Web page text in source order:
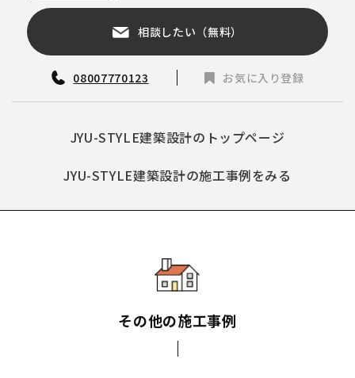
相談したい（無料）
08007770123 お気に入り登録
JYU-STYLE建築設計のトップページ
JYU-STYLE建築設計の施工事例をみる
その他の施工事例